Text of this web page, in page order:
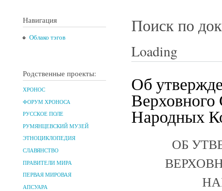
Навигация
Облако тэгов
Родственные проекты:
ХРОНОС
ФОРУМ ХРОНОСА
РУССКОЕ ПОЛЕ
РУМЯНЦЕВСКИЙ МУЗЕЙ
ЭТНОЦИКЛОПЕДИЯ
СЛАВЯНСТВО
ПРАВИТЕЛИ МИРА
ПЕРВАЯ МИРОВАЯ
АПСУАРА
Поиск по
Loading
Об
Народных
ОБ